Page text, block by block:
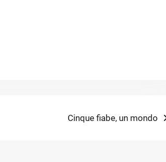
Next
Cinque fiabe, un mondo